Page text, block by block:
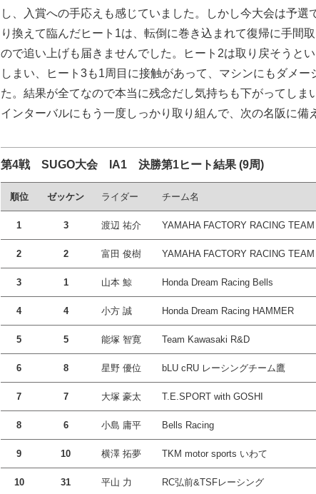
し、入賞への手応えも感じていました。しかし今大会は予選
り換えて臨んだヒート1は、転倒に巻き込まれて復帰に手間
ので追い上げも届きませんでした。ヒート2は取り戻そうと
しまい、ヒート3も1周目に接触があって、マシンにもダメ
た。結果が全てなので本当に残念だし気持ちも下がってしま
インターバルにもう一度しっかり取り組んで、次の名阪に備
第4戦 SUGO大会 IA1 決勝第1ヒート結果 (9周)
順位 ゼッケン ライダー チーム名
1 3 渡辺 祐介 YAMAHA FACTORY RACING TEAM
2 2 富田 俊樹 YAMAHA FACTORY RACING TEAM
3 1 山本 鯨 Honda Dream Racing Bells
4 4 小方 誠 Honda Dream Racing HAMMER
5 5 能塚 智寛 Team Kawasaki R&D
6 8 星野 優位 bLU cRU レーシングチーム鷹
7 7 大塚 豪太 T.E.SPORT with GOSHI
8 6 小島 庸平 Bells Racing
9 10 横澤 拓夢 TKM motor sports いわて
10 31 平山 力 RC弘前&TSFレーシング